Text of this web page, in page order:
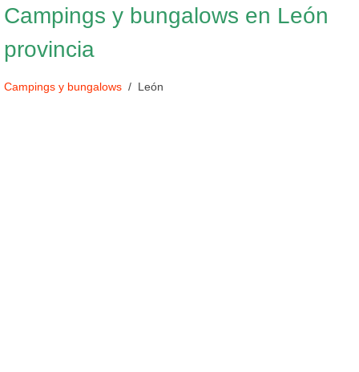
Campings y bungalows en León
provincia
Campings y bungalows León